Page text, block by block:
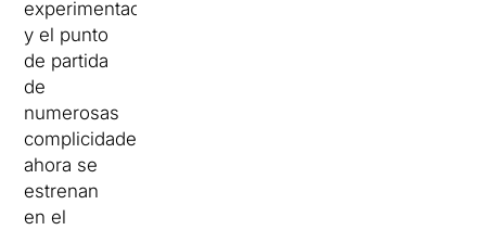
experimentación
y el punto
de partida
de
numerosas
complicidades,
ahora se
estrenan
en el